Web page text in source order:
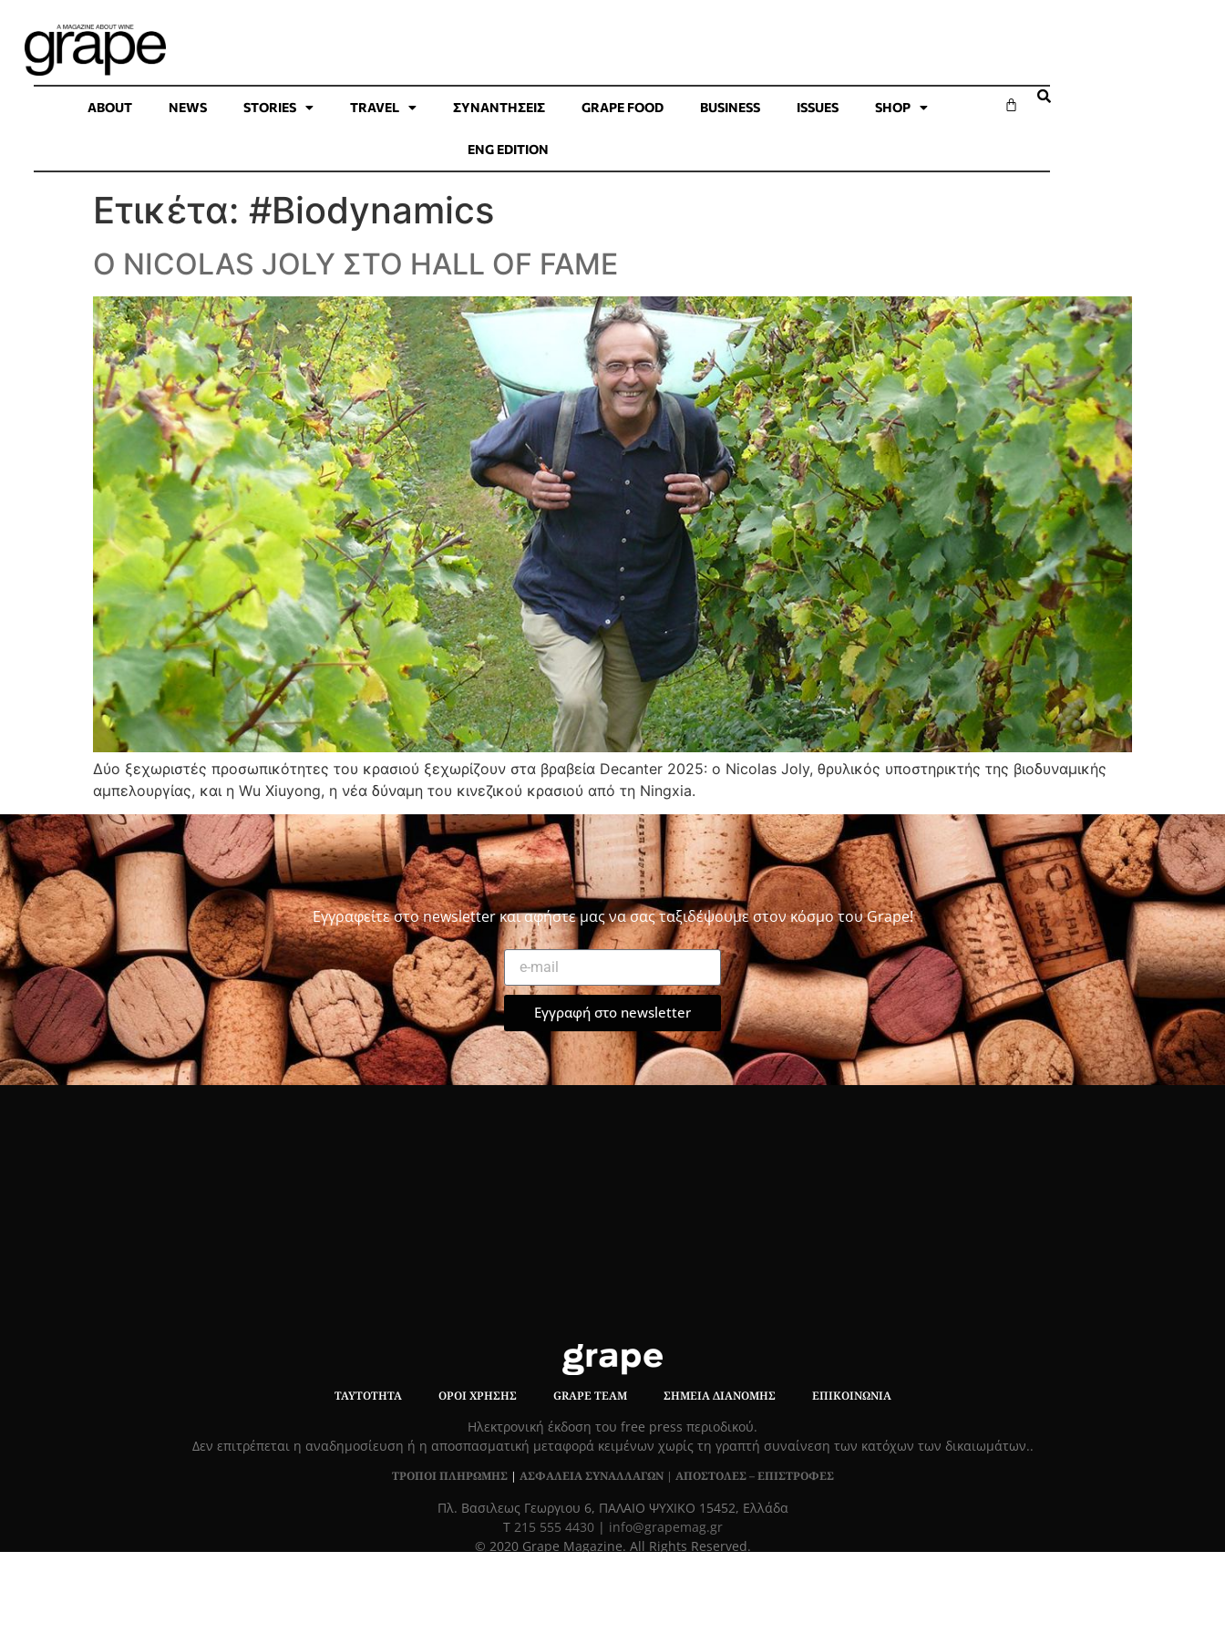
ABOUT NEWS STORIES TRAVEL ΣΥΝΑΝΤΉΣΕΙΣ GRAPE FOOD BUSINESS ISSUES SHOP
ENG EDITION
Ετικέτα: #Biodynamics
Ο NICOLAS JOLY ΣΤΟ HALL OF FAME
Δύο ξεχωριστές προσωπικότητες του κρασιού ξεχωρίζουν στα βραβεία Decanter 2025: ο Nicolas Joly, θρυλικός υποστηρικτής της βιοδυναμικής
αμπελουργίας, και η Wu Xiuyong, η νέα δύναμη του κινεζικού κρασιού από τη Ningxia.
Εγγραφείτε στο newsletter και αφήστε μας να σας ταξιδέψουμε στον κόσμο του Grape!
Εγγραφή στο newsletter
ΤΑΥΤΌΤΗΤΑ ΌΡΟΙ ΧΡΉΣΗΣ GRAPE TEAM ΣΗΜΕΊΑ ΔΙΑΝΟΜΉΣ ΕΠΙΚΟΙΝΩΝΊΑ
Hλεκτρονική έκδοση του free press περιοδικού.
Δεν επιτρέπεται η αναδημοσίευση ή η αποσπασματική μεταφορά κειμένων χωρίς τη γραπτή συναίνεση των κατόχων των δικαιωμάτων..
ΤΡΟΠΟΙ ΠΛΗΡΩΜΗΣ | ΑΣΦΑΛΕΙΑ ΣΥΝΑΛΛΑΓΩΝ | ΑΠΟΣΤΟΛΕΣ – ΕΠΙΣΤΡΟΦΕΣ
Πλ. Βασιλεως Γεωργιου 6, ΠΑΛΑΙΟ ΨΥΧΙΚΟ 15452, Ελλάδα
Τ 215 555 4430| info@grapemag.gr
© 2020 Grape Magazine. All Rights Reserved.